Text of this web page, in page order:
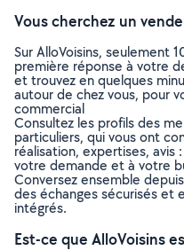
Vous cherchez un
Sur AlloVoisins, seulement
première réponse à votre
et trouvez en quelques
autour de chez vous, pour
commercial
Consultez les profils des
particuliers, qui vous ont
réalisation, expertises, avis
votre demande et à votre
Conversez ensemble
des échanges sécurisés et
intégrés.
Est-ce que AlloVoisins